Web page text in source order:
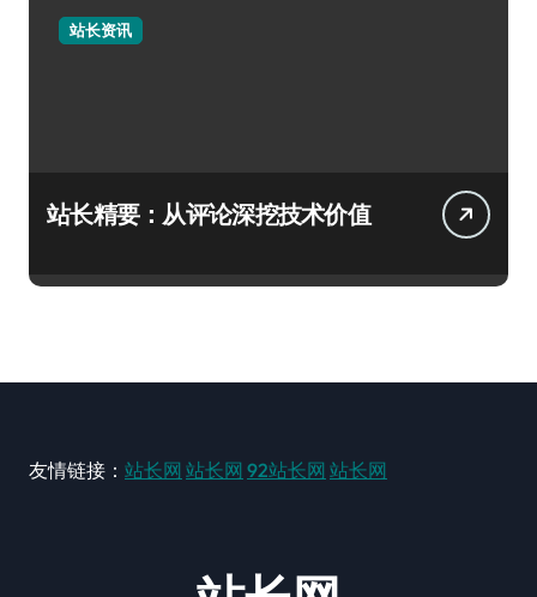
站长资讯
站长精要：从评论深挖技术价值
友情链接： 站长网 站长网 92站长网 站长网